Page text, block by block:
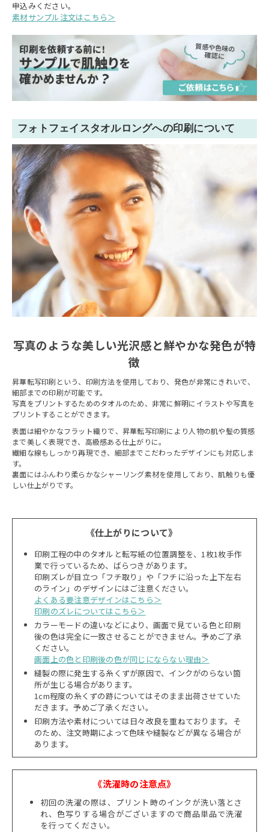
申込みください。
素材サンプル注文はこちら＞
フォトフェイスタオルロングへの印刷について
写真のような美しい光沢感と鮮やかな発色が特
徴
昇華転写印刷という、印刷方法を使用しており、発色が非常にきれいで、
細部までの印刷が可能です。
写真をプリントするためのタオルのため、非常に鮮明にイラストや写真を
プリントすることができます。
表面は細やかなフラット織りで、昇華転写印刷により人物の肌や髪の質感
まで美しく表現でき、高級感ある仕上がりに。
繊細な線もしっかり再現でき、細部までこだわったデザインにも対応しま
す。
裏面にはふんわり柔らかなシャーリング素材を使用しており、肌触りも優
しい仕上がりです。
《仕上がりについて》
印刷工程の中のタオルと転写紙の位置調整を、1枚1枚手作
業で行っているため、ばらつきがあります。
印刷ズレが目立つ「フチ取り」や「フチに沿った上下左右
のライン」のデザインにはご注意ください。
よくある要注意デザインはこちら＞
印刷のズレについてはこちら＞
カラーモードの違いなどにより、画面で見ている色と印刷
後の色は完全に一致させることができません。予めご了承
ください。
画面上の色と印刷後の色が同じにならない理由＞
縫製の際に発生する糸くずが原因で、インクがのらない箇
所が生じる場合があります。
1cm程度の糸くずの跡についてはそのまま出荷させていた
だきます。予めご了承ください。
印刷方法や素材については日々改良を重ねております。そ
のため、注文時期によって色味や縫製などが異なる場合が
あります。
《洗濯時の注意点》
初回の洗濯の際は、プリント時のインクが洗い落とさ
れ、色写りする場合がございますので商品単品で洗濯
を行ってください。